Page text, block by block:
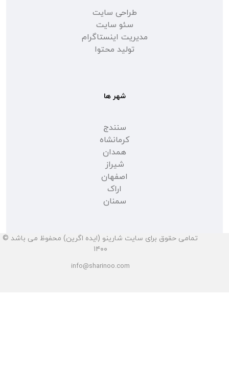
طراحی سایت
سئو سایت
مدیریت اینستاگرام
تولید محتوا
شهر ها
سنندج
کرمانشاه
همدان
شیراز
اصفهان
اراک
سمنان
تمامی حقوق برای سایت شارینو (ایده اگرین) محفوظ می باشد ©
۱۴۰۰
info@sharinoo.com